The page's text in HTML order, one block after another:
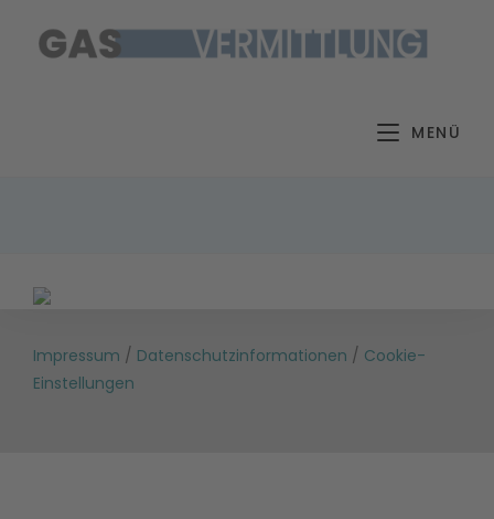
Inhalt
MENÜ
Impressum / Datenschutzinformationen / Cookie-
Einstellungen